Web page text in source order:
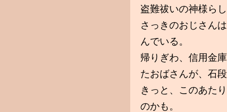
盗難祓いの神様ら
さっきのおじさん
んでいる。
帰りぎわ、信用金
たおばさんが、石
きっと、このあた
のかも。